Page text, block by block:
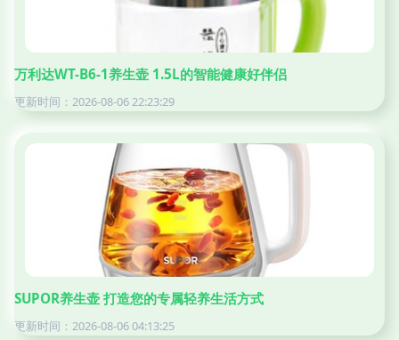
万利达WT-B6-1养生壶 1.5L的智能健康好伴侣
更新时间：2026-08-06 22:23:29
SUPOR养生壶 打造您的专属轻养生活方式
更新时间：2026-08-06 04:13:25